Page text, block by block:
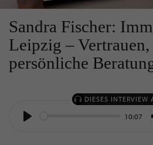
Sandra Fischer:
Leipzig –
persönliche
DIESES INTERVIEW
10:07